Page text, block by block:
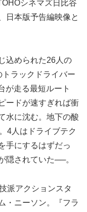
シネマズ日比谷
日本版予告編映像と
込められた26人の
ラックドライバー
が走る最短ルート
ードが速すぎれば衝
水に沈む。地下の酸
4人はドライブテク
手にするはずだっ
隠されていた──。
派アクションスタ
・ニーソン。『フラ